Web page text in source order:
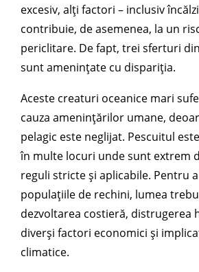
excesiv, alți factori – inclusiv
contribuie, de asemenea, la un
periclitare. De fapt, trei sferturi
sunt amenințate cu dispariția.
Aceste creaturi oceanice mari
cauza amenințărilor umane,
pelagic este neglijat. Pescuitul
în multe locuri unde sunt extrem
reguli stricte și aplicabile. Pentru
populațiile de rechini, lumea
dezvoltarea costieră, distrugerea
diverși factori economici și
climatice.